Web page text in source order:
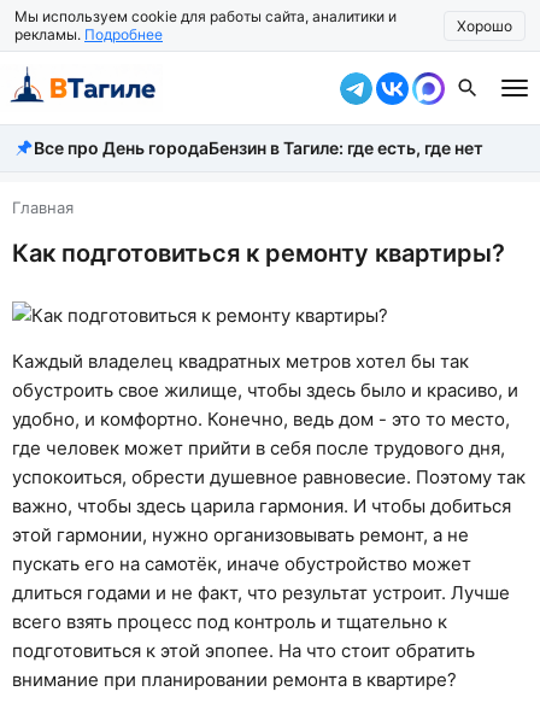
Мы используем cookie для работы сайта, аналитики и
рекламы. Подробнее Хорошо
Все новости
Происшествия
Город
Власть
Экономика
Общество
Рассказать новость
Все про День городаБензин в Тагиле: где есть, где нет
Главная
Как подготовиться к ремонту квартиры?
Каждый владелец квадратных метров хотел бы так
обустроить свое жилище, чтобы здесь было и красиво, и
удобно, и комфортно. Конечно, ведь дом - это то место,
где человек может прийти в себя после трудового дня,
успокоиться, обрести душевное равновесие. Поэтому так
важно, чтобы здесь царила гармония. И чтобы добиться
этой гармонии, нужно организовывать ремонт, а не
пускать его на самотёк, иначе обустройство может
длиться годами и не факт, что результат устроит. Лучше
всего взять процесс под контроль и тщательно к
подготовиться к этой эпопее. На что стоит обратить
внимание при планировании ремонта в квартире?